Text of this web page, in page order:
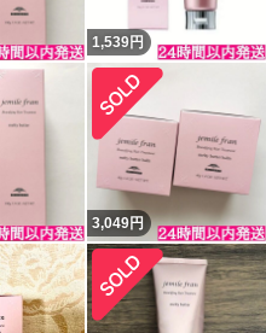
1,539円
3,049円